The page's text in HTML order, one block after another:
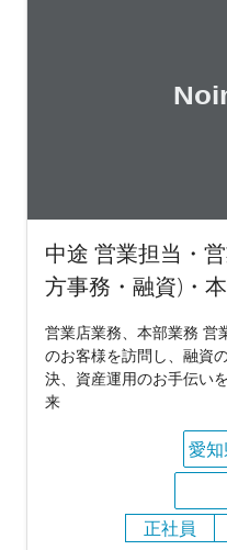
中途 営業担当・
方事務・融資)・
営業店業務、本部業務 営
のお客様を訪問し、融資
決、資産運用のお手伝い
来
愛
正社員